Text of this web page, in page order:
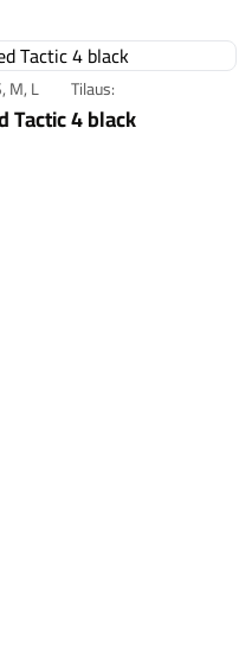
M, L Tilaus:
Tactic 4 black
Tactic 4 black